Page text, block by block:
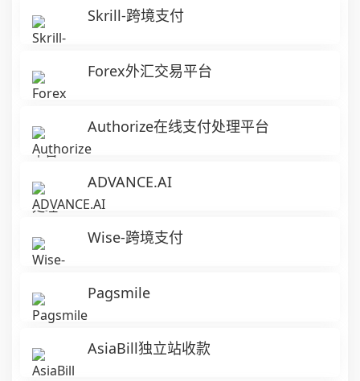
Skrill-跨境支付
Forex外汇交易平台
Authorize在线支付处理平台
ADVANCE.AI
Wise-跨境支付
Pagsmile
AsiaBill独立站收款